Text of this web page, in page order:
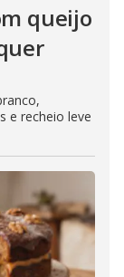
queijo
e recheio leve